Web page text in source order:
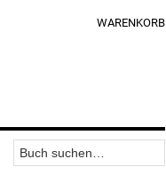
WARENKORB
Nav
Suchen
nach: